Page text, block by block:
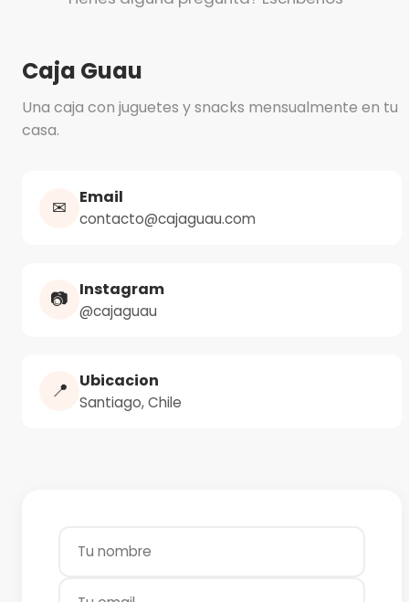
Caja Guau
Una caja con juguetes y snacks mensualmente en tu
casa.
✉ Email
contacto@cajaguau.com
📷 Instagram
@cajaguau
📍 Ubicacion
Santiago, Chile